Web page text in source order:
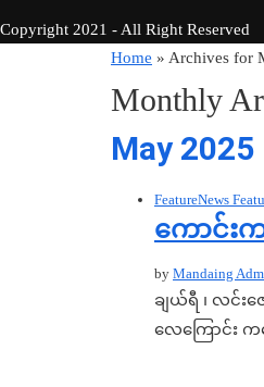
Copyright 2021 - All Right Reserved
Home » Archives for
Monthly
May 2025
FeatureNews
ကောင်း
by Mandaing
ချယ်ရီ ၊ လင်း
လေကြောင်း